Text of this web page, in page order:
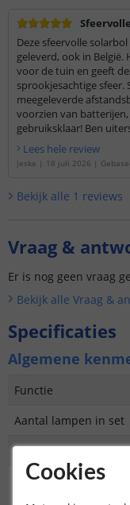
Deze sfeervolle
geleverd, ook in België.
voor de tuin en geeft
sprookjesachtige sfeer.
meegeleverde
voorzien van
gebruiksklaar! Ben
Lees hele review
Jeske | 18 juli 2026 |
Bekijk alle 1 reviews
Vraag &
Er is nog geen vraag
Bekijk alle Vraag &
Specificaties
Algemene
Functie
Aantal lampen in set
IP waarde
Garantie
Cookies